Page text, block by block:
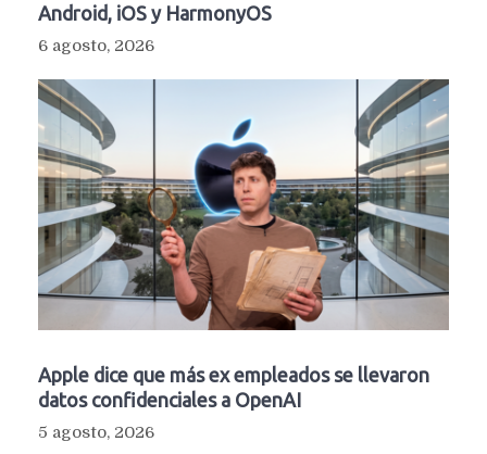
Android, iOS y HarmonyOS
6 agosto, 2026
Apple dice que más ex empleados se llevaron
datos confidenciales a OpenAI
5 agosto, 2026